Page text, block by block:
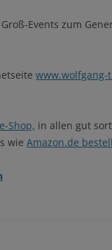
Events zum
www.wolfgang-
Shop, in allen gut
wie Amazon.de